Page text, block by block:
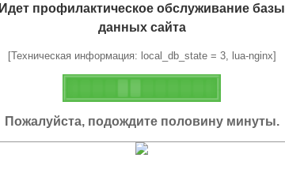
Идет профилактическое обслуживание базы
данных сайта
[Техническая информация: local_db_state = 3, lua-nginx]
Пожалуйста, подождите половину минуты.